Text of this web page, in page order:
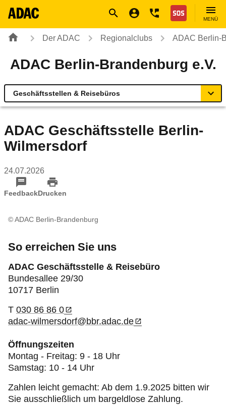
Nothilfe
MENÜ
Der ADAC Regionalclubs ADAC Berlin-
ADAC Berlin-Brandenburg e.V.
Geschäftsstellen & Reisebüros
Geschäftsstellen & Reisebüros
Rund ums Fahrzeug
ADAC Geschäftsstelle Berlin-
Wilmersdorf
24.07.2026
FeedbackDrucken
© ADAC Berlin-Brandenburg
So erreichen Sie uns
ADAC Geschäftsstelle & Reisebüro
Bundesallee 29/30
10717 Berlin
T 030 86 86 0
adac-wilmersdorf@bbr.adac.de
Öffnungszeiten
Montag - Freitag: 9 - 18 Uhr
Samstag: 10 - 14 Uhr
Zahlen leicht gemacht: Ab dem 1.9.2025 bitten wir
Sie ausschließlich um bargeldlose Zahlung.